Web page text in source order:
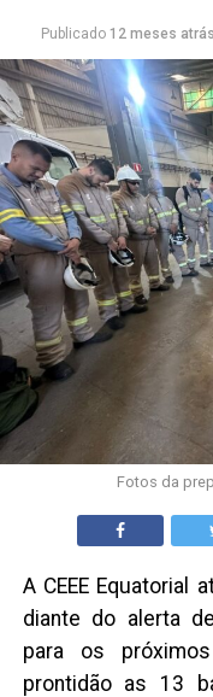
Publicado 12 meses atrás
Fotos da
A CEEE Equatorial
diante do alerta
para os
prontidão as 13